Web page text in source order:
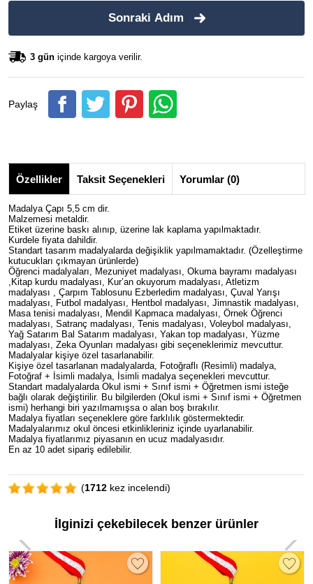
Sonraki Adım
3 gün içinde kargoya verilir.
Paylaş
Özellikler Taksit Seçenekleri Yorumlar (0)
Madalya Çapı 5,5 cm dir.
Malzemesi metaldir.
Etiket üzerine baskı alınıp, üzerine lak kaplama yapılmaktadır.
Kurdele fiyata dahildir.
Standart tasarım madalyalarda değişiklik yapılmamaktadır. (Özelleştirme
kutucukları çıkmayan ürünlerde)
Öğrenci madalyaları, Mezuniyet madalyası, Okuma bayramı madalyası
,Kitap kurdu madalyası, Kur’an okuyorum madalyası, Atletizm
madalyası , Çarpım Tablosunu Ezberledim madalyası, Çuval Yarışı
madalyası, Futbol madalyası, Hentbol madalyası, Jimnastik madalyası,
Masa tenisi madalyası, Mendil Kapmaca madalyası, Örnek Öğrenci
madalyası, Satranç madalyası, Tenis madalyası, Voleybol madalyası,
Yağ Satarım Bal Satarım madalyası, Yakan top madalyası, Yüzme
madalyası, Zeka Oyunları madalyası gibi seçeneklerimiz mevcuttur.
Madalyalar kişiye özel tasarlanabilir.
Kişiye özel tasarlanan madalyalarda, Fotoğraflı (Resimli) madalya,
Fotoğraf + İsimli madalya, İsimli madalya seçenekleri mevcuttur.
Standart madalyalarda Okul ismi + Sınıf ismi + Öğretmen ismi isteğe
bağlı olarak değiştirilir. Bu bilgilerden (Okul ismi + Sınıf ismi + Öğretmen
ismi) herhangi biri yazılmamışsa o alan boş bırakılır.
Madalya fiyatları seçeneklere göre farklılık göstermektedir.
Madalyalarımız okul öncesi etkinlikleriniz içinde uyarlanabilir.
Madalya fiyatlarımız piyasanın en ucuz madalyasıdır.
En az 10 adet sipariş edilebilir.
(1712 kez incelendi)
İlginizi çekebilecek benzer ürünler